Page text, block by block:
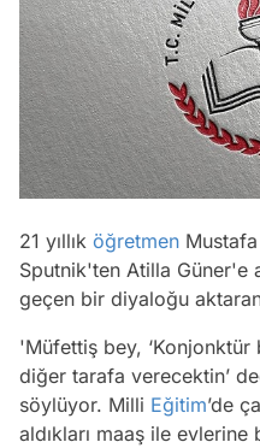
21 yıllık öğretmen Mustafa
Sputnik'ten Atilla Güner'e
geçen bir diyaloğu
'Müfettiş bey,
diğer tarafa verecektin’
söylüyor. Milli Eğitim’de
aldıkları maaş ile evlerine